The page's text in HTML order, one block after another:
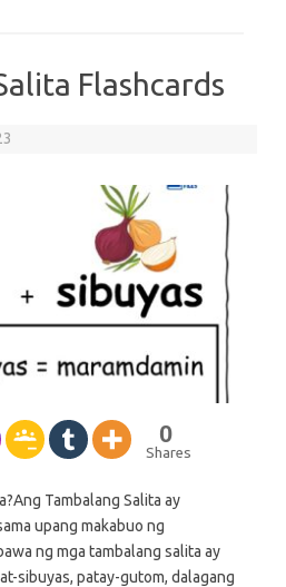
Flashcards
0
Shares
Tambalang Salita ay
upang makabuo ng
ng mga tambalang salita ay
sibuyas, patay-gutom, dalagang